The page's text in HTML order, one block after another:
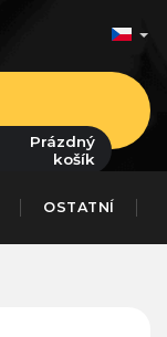
Prázdný
košík
OSTATNÍ